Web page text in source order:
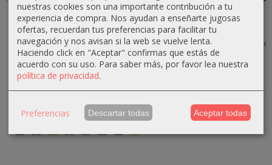
IDIOMA
Pinchero
Carrusel de
Madera de
olivo...
24,30 €27,00 €
Palillero
Pinchero en
Forma de...
22,50 €25,00 €
Pinchero
Palillero en
Forma de Pez...
22,50 €25,00 €
Pinchero
Palillero en
25,00 €
nuestras cookies son una importante contribución a tu
experiencia de compra. Nos ayudan a enseñarte jugosas
ofertas, recuerdan tus preferencias para facilitar tu
navegación y nos avisan si la web se vuelve lenta.
Haciendo click en "Aceptar" confirmas que estás de
acuerdo con su uso. Para saber más, por favor lea nuestra
política de privacidad.
Preferencias Descartar todas Aceptar todas